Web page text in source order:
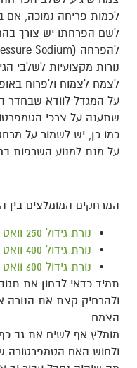
לכמות פריחה נמוכה, אם
לשם הפרחתו יש צורך
להפרחה (HPS – High Pressure Sodium).
נורות מקצועיות לשלבי
לצמח לצמוח ולפרוח
על המגדל לוודא שבחדר
שתענה על צרכי
כמו כן, יש לשמור על
על מנת למנוע השרפות
המרחקים המומלצים בין
נורת גידול 250 וואט
נורת גידול 400 וואט
נורת גידול 600 וואט
תמיד כדאי לבחון את
ולהרחיק קצת את הנורה
הצמח.
מומלץ אף לשים את גב
ולחוש האם הטמפרטורה